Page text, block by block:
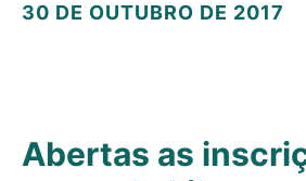
30 DE OUTUBRO DE 2017
Abertas as